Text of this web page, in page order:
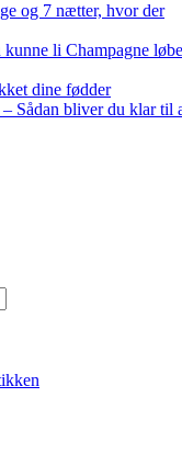
og 7 nætter, hvor der
li Champagne
dine fødder
Sådan bliver du klar til